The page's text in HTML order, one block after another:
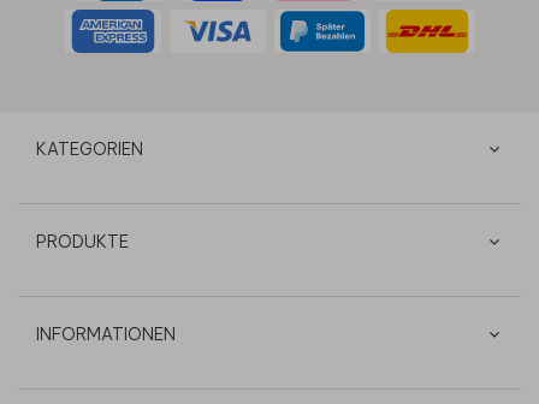
KATEGORIEN
PRODUKTE
INFORMATIONEN